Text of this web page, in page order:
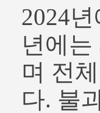
2024
년에는
며 전
다. 불